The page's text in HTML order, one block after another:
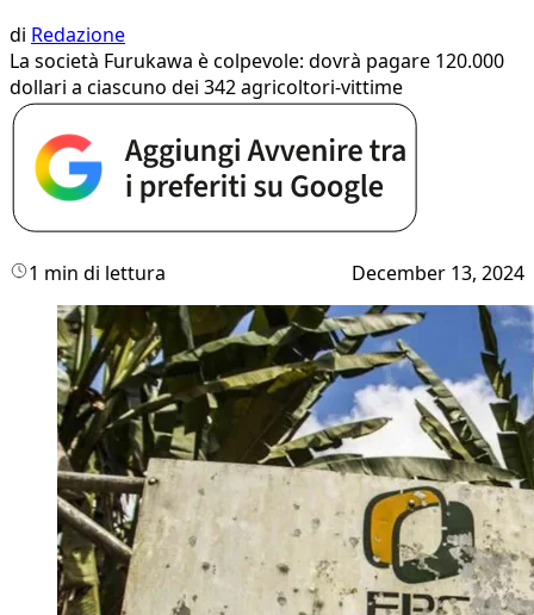
di Redazione
La società Furukawa è colpevole: dovrà pagare 120.000
dollari a ciascuno dei 342 agricoltori-vittime
1 min di lettura December 13, 2024